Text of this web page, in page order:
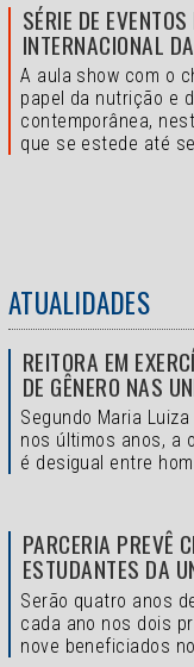
SÉRIE DE
INTERNACIONAL
A aula show com o
papel da nutrição e
contemporânea,
que se estede até
ATUALIDADES
REITORA EM
DE GÊNERO NAS
Segundo Maria
nos últimos anos, a
é desigual entre
PARCERIA PREVÊ
ESTUDANTES DA
Serão quatro anos
cada ano nos dois
nove beneficiados